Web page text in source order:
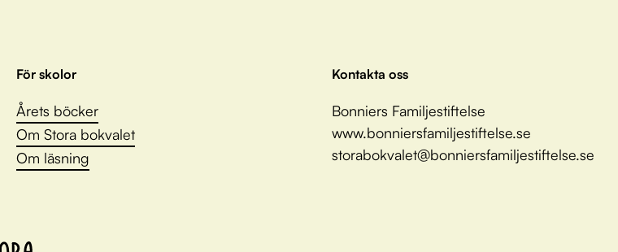
För skolor
Årets böcker
Om Stora bokvalet
Om läsning
Kontakta oss
Bonniers Familjestiftelse
www.bonniersfamiljestiftelse.se
storabokvalet@bonniersfamiljestiftelse.se